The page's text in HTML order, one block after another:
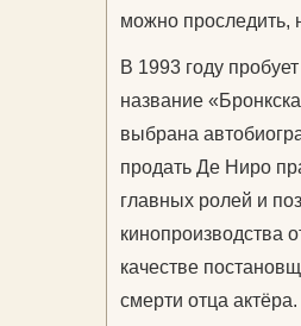
можно проследить,
В 1993 году
название
выбрана
продать Де Ниро
главных ролей и
кинопроизводства
качестве
смерти отца